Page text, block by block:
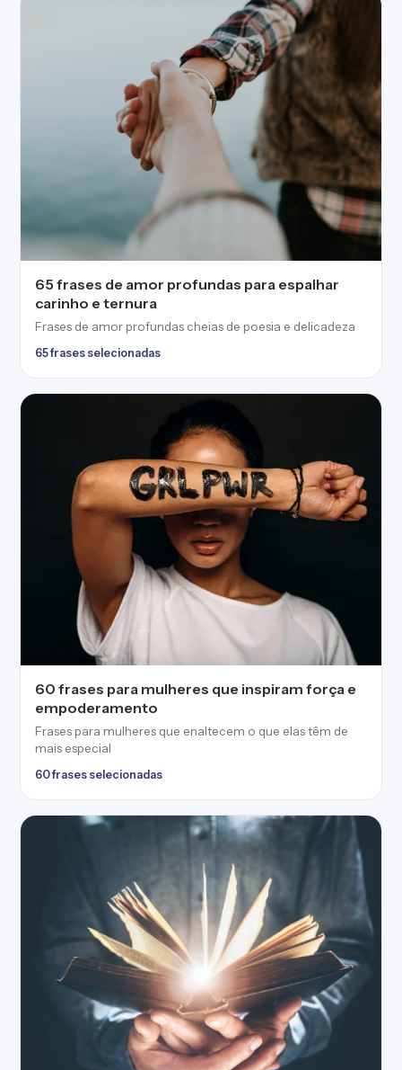
65 frases de amor profundas para espalhar
carinho e ternura
Frases de amor profundas cheias de poesia e delicadeza
65 frases selecionadas
60 frases para mulheres que inspiram força e
empoderamento
Frases para mulheres que enaltecem o que elas têm de
mais especial
60 frases selecionadas